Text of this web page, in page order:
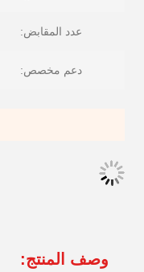
عدد المقابض:
دعم مخصص:
وصف المنتج: